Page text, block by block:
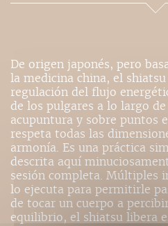
De origen japonés, pero
la medicina china, el
regulación del flujo
de los pulgares a lo largo
acupuntura y sobre puntos
respeta todas las
armonía. Es una práctica
descrita aquí
sesión completa. Múltiples
lo ejecuta para permitirle
de tocar un cuerpo a
equilibrio, el shiatsu libera